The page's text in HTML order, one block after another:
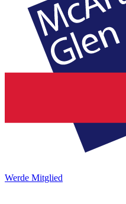
Werde Mitglied